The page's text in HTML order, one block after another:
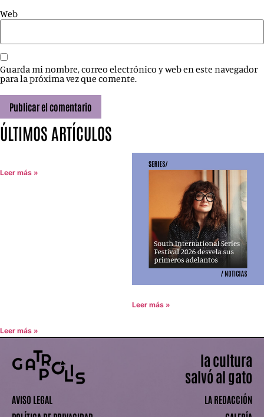
Web
Guarda mi nombre, correo electrónico y web en este navegador
para la próxima vez que comente.
ÚLTIMOS ARTÍCULOS
Leer más »
Leer más »
Leer más »
AVISO LEGAL
la cultura
salvó al gato
LA REDACCIÓN